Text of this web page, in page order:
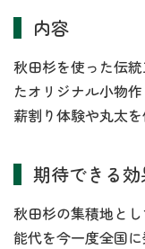
内容
秋田杉を使った伝
たオリジナル小物
薪割り体験や丸太を
期待できる効
秋田杉の集積地と
能代を今一度全国